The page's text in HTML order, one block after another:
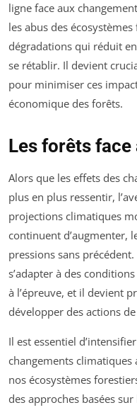
ligne face aux
les abus des
dégradations qui réduit
se rétablir. Il devient
pour minimiser ces
économique des forêts.
Les forêts
Alors que les effets des
plus en plus ressentir,
projections climatiques
continuent d’augmenter,
pressions sans
s’adapter à des
à l’épreuve, et il devient
développer des actions
Il est essentiel
changements
nos écosystèmes
des approches basées